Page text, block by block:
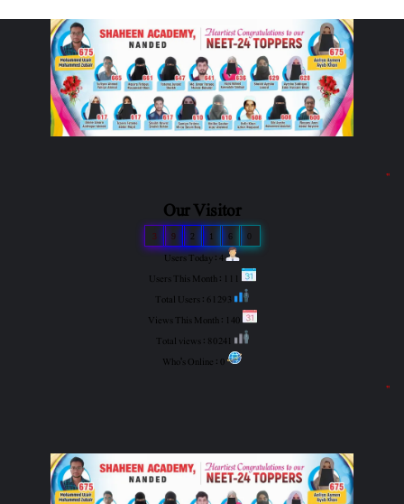
"
Our Visitor
6
1
2
9
Users Today : 4
"